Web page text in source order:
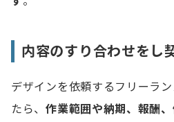
内容のすり合わせをし
デザインを依頼するフリーラ
たら、作業範囲や納期、報酬